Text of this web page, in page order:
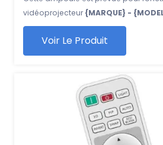
vidéoprojecteur {MARQUE} -
Voir Le Produit